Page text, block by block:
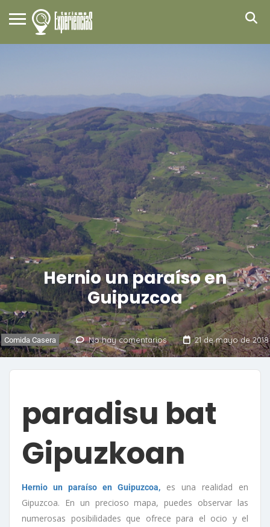
Hernio un paraíso en
Guipuzcoa
Comida Casera No hay comentarios 21 de mayo de 2018
paradisu bat
Gipuzkoan
Hernio un paraíso en Guipuzcoa, es una realidad en
Gipuzcoa. En un precioso mapa, puedes observar las
numerosas posibilidades que ofrece para el ocio y el